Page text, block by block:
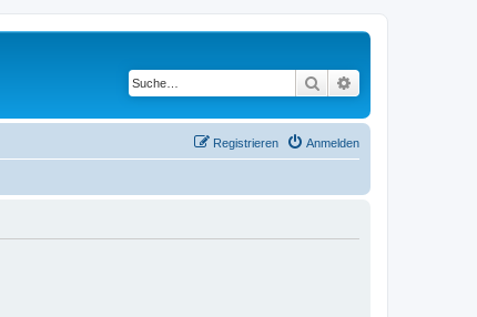
Suche
Anmelden
Registrieren